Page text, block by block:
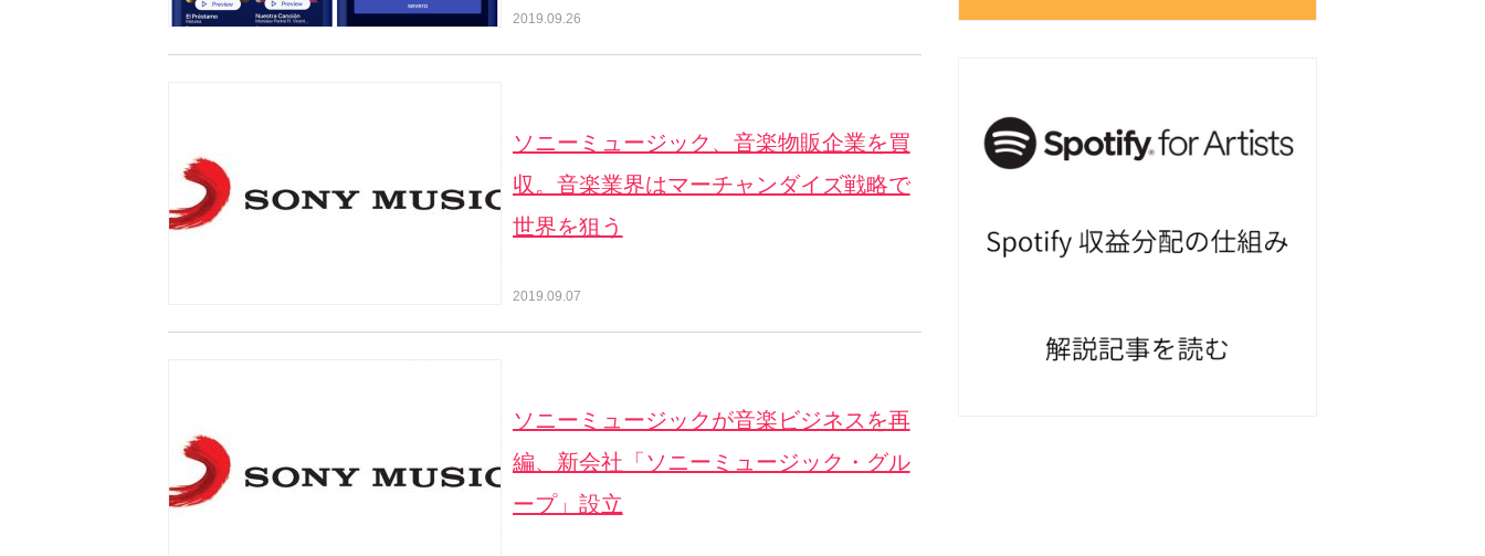
2019.09.26
ソニーミュージック、音楽物販企業を買
収。音楽業界はマーチャンダイズ戦略で
世界を狙う
2019.09.07
ソニーミュージックが音楽ビジネスを再
編、新会社「ソニーミュージック・グル
ープ」設立